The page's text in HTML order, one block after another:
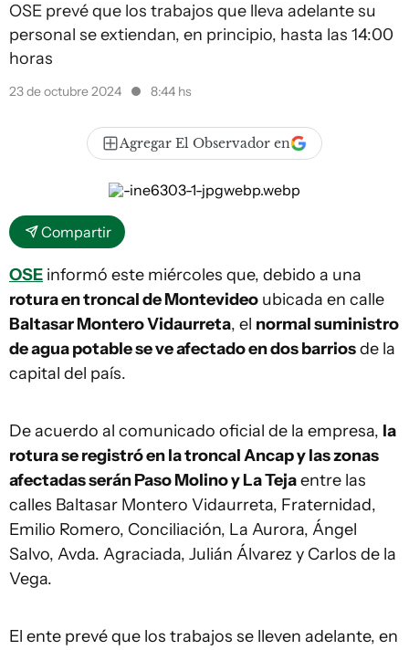
OSE prevé que los trabajos que lleva adelante su
personal se extiendan, en principio, hasta las 14:00
horas
23 de octubre 2024 8:44 hs
Agregar El Observador en
Compartir
OSE informó este miércoles que, debido a una
rotura en troncal de Montevideo ubicada en calle
Baltasar Montero Vidaurreta, el normal suministro
de agua potable se ve afectado en dos barriosde la
capital del país.
De acuerdo al comunicado oficial de la empresa, la
rotura se registró en la troncal Ancap y las zonas
afectadas serán Paso Molino y La Tejaentre las
calles Baltasar Montero Vidaurreta, Fraternidad,
Emilio Romero, Conciliación, La Aurora, Ángel
Salvo, Avda. Agraciada, Julián Álvarez y Carlos de la
Vega.
El ente prevé que los trabajos se lleven adelante, en